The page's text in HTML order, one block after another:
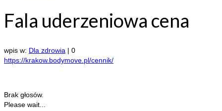
Fala uderzeniowa cena
wpis w: Dla zdrowia | 0
https://krakow.bodymove.pl/cennik/
Brak głosów.
Please wait...